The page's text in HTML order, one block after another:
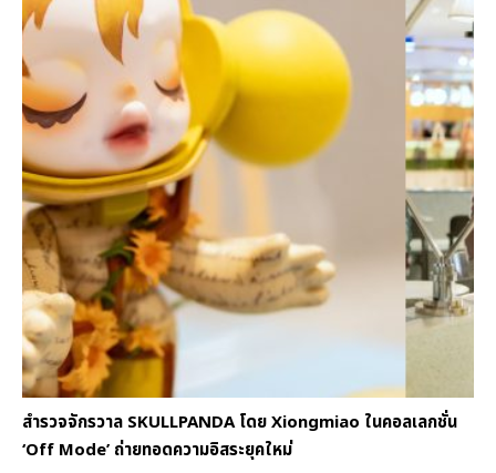
สำรวจจักรวาล SKULLPANDA โดย Xiongmiao ในคอลเลกชั่น
‘Off Mode’ ถ่ายทอดความอิสระยุคใหม่